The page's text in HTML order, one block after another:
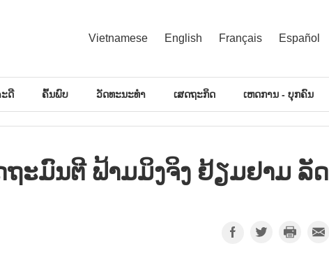
Vietnamese English Français Español
ດີ ຄົ້ນພົບ ວັດທະນະທຳ ເສດຖະກິດ ເຫດການ - ບຸກຄົນ
ະມົນຕີ ຟ້າມມິງຈິງ ຢ້ຽມຢາມ ລັດ